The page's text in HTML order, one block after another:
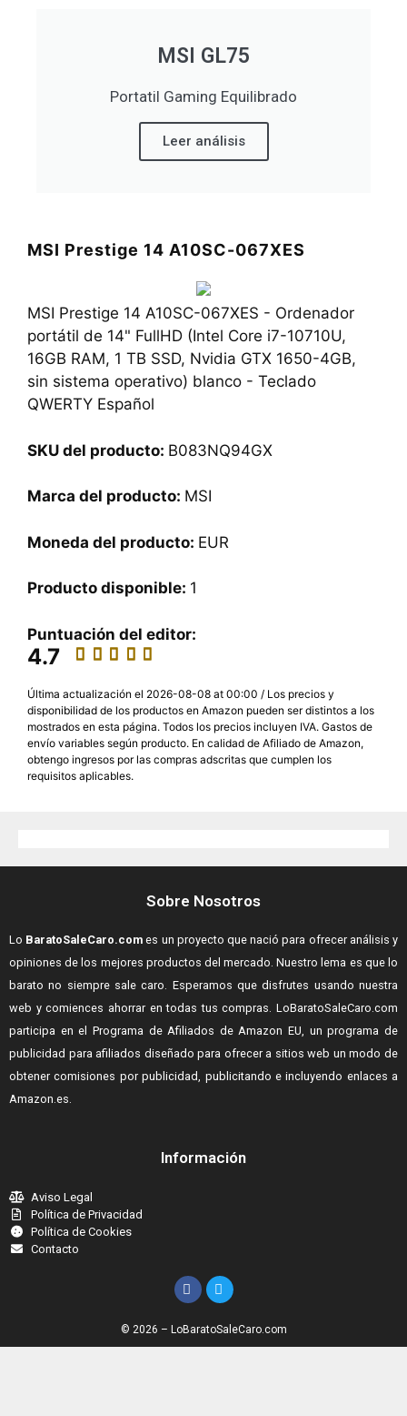
MSI GL75
Portatil Gaming Equilibrado
Leer análisis
MSI Prestige 14 A10SC-067XES
MSI Prestige 14 A10SC-067XES - Ordenador
portátil de 14" FullHD (Intel Core i7-10710U,
16GB RAM, 1 TB SSD, Nvidia GTX 1650-4GB,
sin sistema operativo) blanco - Teclado
QWERTY Español
SKU del producto: B083NQ94GX
Marca del producto: MSI
Moneda del producto: EUR
Producto disponible: 1
Puntuación del editor:
4.7
Última actualización el 2026-08-08 at 00:00 / Los precios y
disponibilidad de los productos en Amazon pueden ser distintos a los
mostrados en esta página. Todos los precios incluyen IVA. Gastos de
envío variables según producto. En calidad de Afiliado de Amazon,
obtengo ingresos por las compras adscritas que cumplen los
requisitos aplicables.
Sobre Nosotros
Lo BaratoSaleCaro.com es un proyecto que nació para ofrecer análisis y
opiniones de los mejores productos del mercado. Nuestro lema es que lo
barato no siempre sale caro. Esperamos que disfrutes usando nuestra
web y comiences ahorrar en todas tus compras. LoBaratoSaleCaro.com
participa en el Programa de Afiliados de Amazon EU, un programa de
publicidad para afiliados diseñado para ofrecer a sitios web un modo de
obtener comisiones por publicidad, publicitando e incluyendo enlaces a
Amazon.es.
Información
Aviso Legal
Política de Privacidad
Política de Cookies
Contacto
© 2026 – LoBaratoSaleCaro.com